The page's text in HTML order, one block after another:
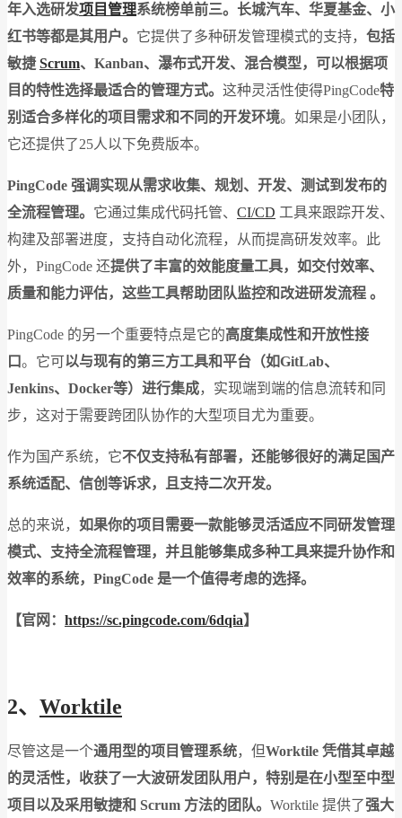
年入选研发项目管理系统榜单前三。长城汽车、华夏基金、小
红书等都是其用户。 它提供了多种研发管理模式的支持， 包括
敏捷Scrum、Kanban、瀑布式开发、混合模型，可以根据项
目的特性选择最适合的管理方式。 这种灵活性使得PingCode特
别适合多样化的项目需求和不同的开发环境​。如果是小团队，
它还提供了25人以下免费版本。
PingCode 强调实现从需求收集、规划、开发、测试到发布的
全流程管理。 它通过集成代码托管、 CI/CD 工具来跟踪开发、
构建及部署进度，支持自动化流程，从而提高研发效率。此
外，PingCode 还提供了丰富的效能度量工具，如交付效率、
质量和能力评估，这些工具帮助团队监控和改进研发流程​ ​。
PingCode 的另一个重要特点是它的高度集成性和开放性接
口。它可以与现有的第三方工具和平台（如GitLab、
Jenkins、Docker等）进行集成，实现端到端的信息流转和同
步，这对于需要跨团队协作的大型项目尤为重要​。
作为国产系统，它不仅支持私有部署，还能够很好的满足国产
系统适配、信创等诉求，且支持二次开发。
总的来说， 如果你的项目需要一款能够灵活适应不同研发管理
模式、支持全流程管理，并且能够集成多种工具来提升协作和
效率的系统，PingCode 是一个值得考虑的选择。
【官网： https://sc.pingcode.com/6dqia】
2、 Worktile
尽管这是一个通用型的项目管理系统，但Worktile 凭借其卓越
的灵活性，收获了一大波研发团队用户，特别是在小型至中型
项目以及采用敏捷和 Scrum 方法的团队。 Worktile 提供了强大